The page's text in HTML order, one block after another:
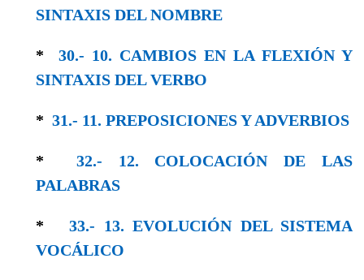
SINTAXIS DEL NOMBRE
* 30.- 10. CAMBIOS EN LA FLEXIÓN Y
SIN­TAXIS DEL VERBO
* 31.- 11. PREPOSICIONES Y ADVERBIOS
* 32.- 12. COLOCACIÓN DE LAS
PALABRAS
*33.- 13. EVOLUCIÓN DEL SISTEMA
VOCÁLICO